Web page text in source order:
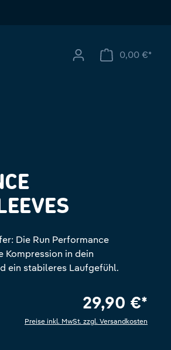
0,00 €*
Die Run Performance
Kompression in dein
ein stabileres Laufgefühl.
29,90 €*
Preise inkl. MwSt. zzgl. Versandkosten